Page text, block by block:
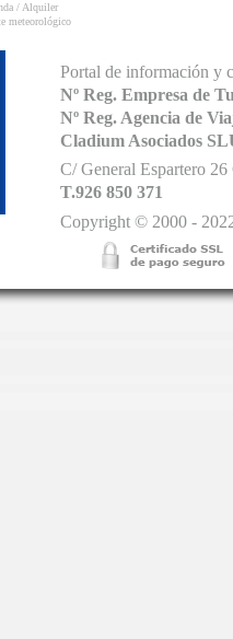
/ Alquiler
meteorológico
Portal de información y
Nº Reg. Empresa de
Nº Reg. Agencia de
Cladium Asociados
C/ General Espartero
T.926 850 371
Copyright © 2000 -